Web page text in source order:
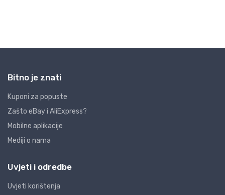
Bitno je znati
Kuponi za popuste
Zašto eBay i AliExpress?
Mobilne aplikacije
Mediji o nama
Uvjeti i odredbe
Uvjeti korištenja